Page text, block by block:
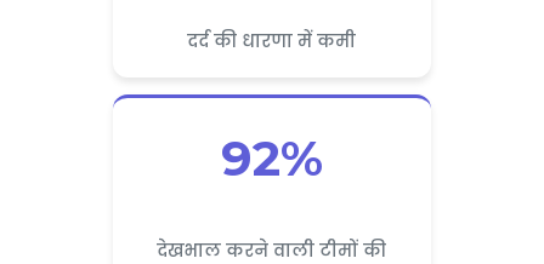
दर्द की धारणा में कमी
92%
देखभाल करने वाली टीमों की